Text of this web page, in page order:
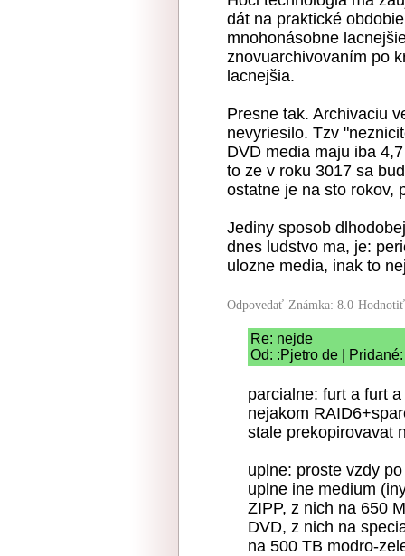
dát na praktické
mnohonásobne
znovuarchivovaním po
lacnejšia.
Presne tak. Archivaciu
nevyriesilo. Tzv
DVD media maju iba
to ze v roku 3017 sa
ostatne je na sto rokov,
Jediny sposob
dnes ludstvo ma, je:
ulozne media, inak to
Odpovedať Známka: 8.0
Re: nejde
Od: :Pjetro de |
parcialne: furt a furt
nejakom
stale prekopirovavat
uplne: proste vzdy
uplne ine medium
ZIPP, z nich na 650
DVD, z nich na
na 500 TB modro-